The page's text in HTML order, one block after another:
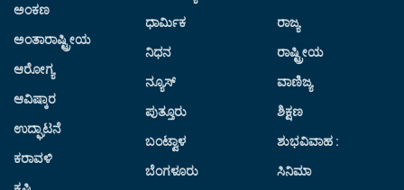
ಅಂಕಣ
ಅಂತಾರಾಷ್ಟ್ರೀಯ
ಆರೋಗ್ಯ
ಆವಿಷ್ಕಾರ
ಉದ್ಘಾಟನೆ
ಕರಾವಳಿ
ಧಾರ್ಮಿಕ
ನಿಧನ
ನ್ಯೂಸ್
ಪುತ್ತೂರು
ಬಂಟ್ವಾಳ
ಬೆಂಗಳೂರು
ರಾಜ್ಯ
ರಾಷ್ಟ್ರೀಯ
ವಾಣಿಜ್ಯ
ಶಿಕ್ಷಣ
ಶುಭವಿವಾಹ :
ಸಿನಿಮಾ